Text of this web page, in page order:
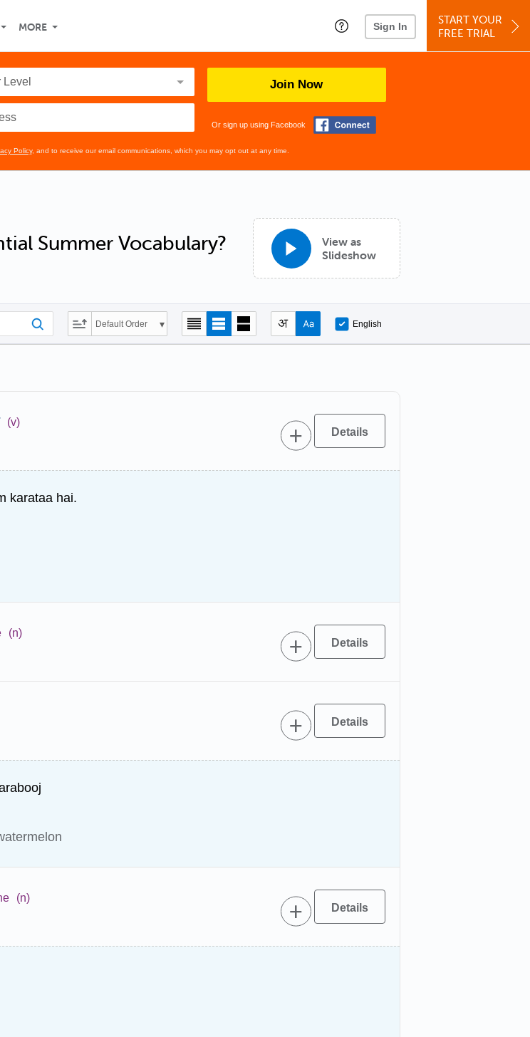
MORE Sign In
START YOUR
FREE TRIAL
Join Now
Or sign up using Facebook
Policy, and to receive our email communications, which you may opt out at any time.
Summer Vocabulary?
View as
Slideshow
Default Order English
(v)
karataa hai.
(n)
(n)